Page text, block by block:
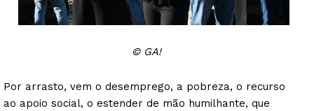
© GA!
Por arrasto, vem o desemprego, a pobreza, o recurso
ao apoio social, o estender de mão humilhante, que